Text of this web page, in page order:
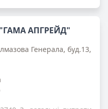
АПГРЕЙД"
Генерала, буд.13,